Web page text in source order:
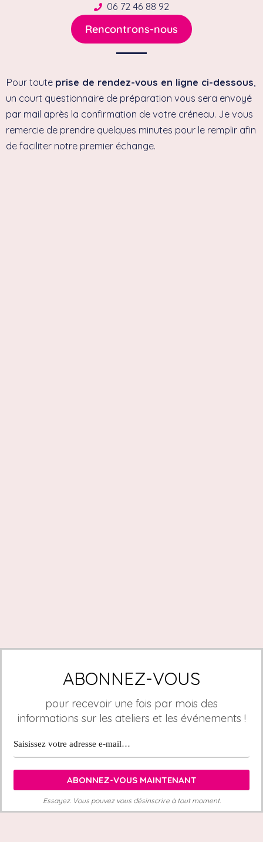
06 72 46 88 92
Rencontrons-nous
Pour toute prise de rendez-vous en ligne ci-dessous,
un court questionnaire de préparation vous sera envoyé
par mail après la confirmation de votre créneau. Je vous
remercie de prendre quelques minutes pour le remplir afin
de faciliter notre premier échange.
ABONNEZ-VOUS
pour recevoir une fois par mois des
informations sur les ateliers et les événements !
Essayez. Vous pouvez vous désinscrire à tout moment.